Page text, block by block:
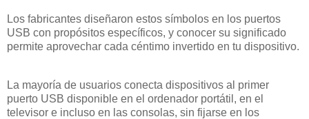
Los fabricantes diseñaron estos símbolos en los puertos
USB con propósitos específicos, y conocer su significado
permite aprovechar cada céntimo invertido en tu dispositivo.
La mayoría de usuarios conecta dispositivos al primer
puerto USB disponible en el ordenador portátil, en el
televisor e incluso en las consolas, sin fijarse en los